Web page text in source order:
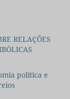
RELAÇÕES
política e